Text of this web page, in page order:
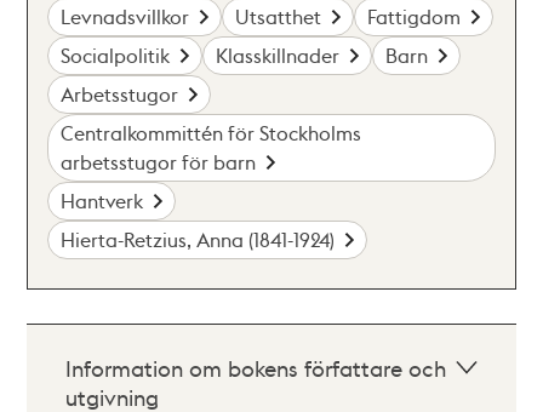
Levnadsvillkor
Utsatthet
Fattigdom
Socialpolitik
Klasskillnader
Barn
Arbetsstugor
Centralkommittén för Stockholms
arbetsstugor för barn
Hantverk
Hierta-Retzius, Anna (1841-1924)
Information om bokens författare och
utgivning